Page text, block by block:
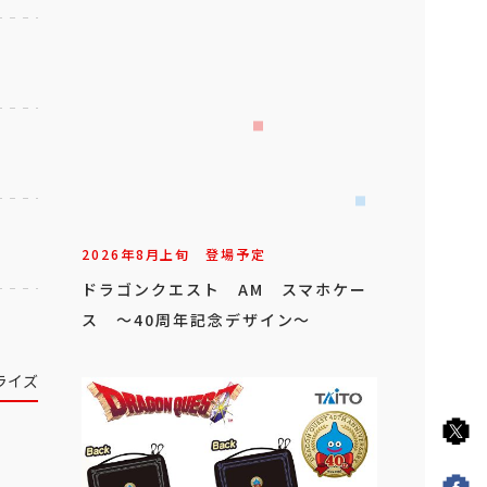
イズ
2026年8月上旬 登場予定
ドラゴンクエスト AM スマホケー
ス ～40周年記念デザイン～